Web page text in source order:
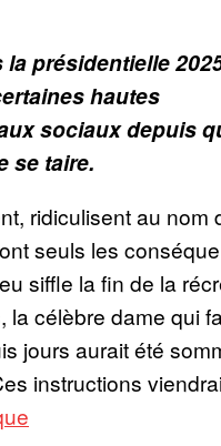
présidentielle
hautes
sociaux depuis
se taire.
ridiculisent au nom
seuls les
siffle la fin de la
la célèbre dame qui
jours aurait été
instructions